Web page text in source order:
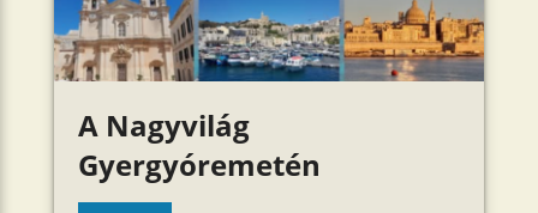
A Nagyvilág
Gyergyóremetén